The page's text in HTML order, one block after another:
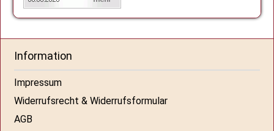
Information
Impressum
Widerrufsrecht & Widerrufsformular
AGB